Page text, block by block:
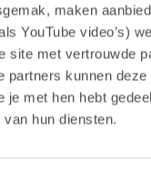
maken
YouTube video’s)
site met vertrouwde
partners kunnen deze
met hen hebt
hun diensten.